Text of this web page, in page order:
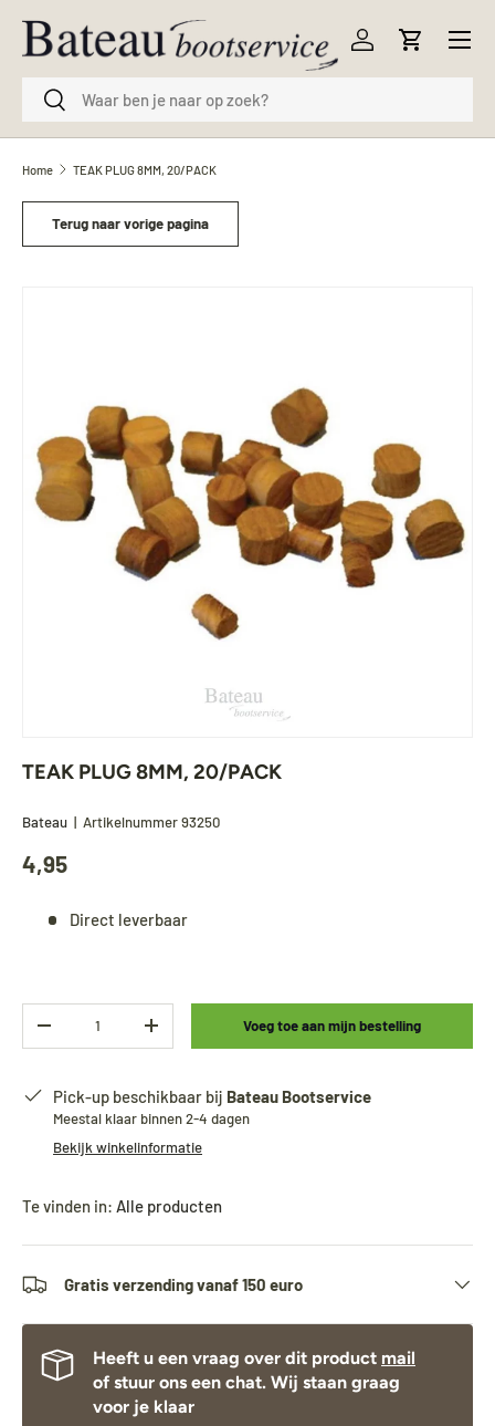
Ga naar inhoud
ZoekenZoeken
Inloggen
Menu
Home TEAK PLUG 8MM, 20/PACK
Terug naar vorige pagina
TEAK PLUG 8MM, 20/PACK
Bateau | Artikelnummer93250
4,95
Direct leverbaar
-
+ Voeg toe aan mijn bestelling
Pick-up beschikbaar bij Bateau Bootservice
Meestal klaar binnen 2-4 dagen
Bekijk winkelinformatie
Te vinden in: Alle producten
Gratis verzending vanaf 150 euro
Heeft u een vraag over dit product mail
of stuur ons een chat. Wij staan graag
voor je klaar